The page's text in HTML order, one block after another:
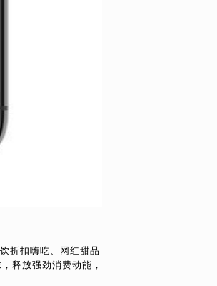
折扣嗨吃、网红甜品
释放强劲消费动能，